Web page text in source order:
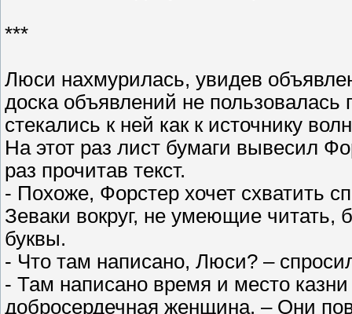
***
Люси нахмурилась, увидев
доска объявлений не
стекались к ней как к источнику
На этот раз лист бумаги вывесил
раз прочитав текст.
- Похоже, Форстер хочет схватить
Зеваки вокруг, не умеющие
буквы.
- Что там написано, Люси? –
- Там написано время и место
добросердечная женщина. – Они